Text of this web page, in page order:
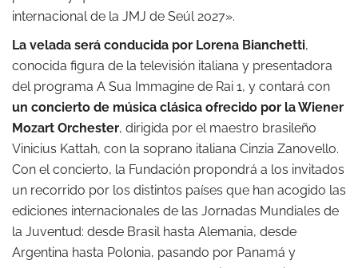
internacional de la JMJ de Seúl 2027».
La velada será conducida por Lorena Bianchetti,
conocida figura de la televisión italiana y presentadora
del programa A Sua Immagine de Rai 1, y contará con
un concierto de música clásica ofrecido por la Wiener
Mozart Orchester, dirigida por el maestro brasileño
Vinicius Kattah, con la soprano italiana Cinzia Zanovello.
Con el concierto, la Fundación propondrá a los invitados
un recorrido por los distintos países que han acogido las
ediciones internacionales de las Jornadas Mundiales de
la Juventud: desde Brasil hasta Alemania, desde
Argentina hasta Polonia, pasando por Panamá y